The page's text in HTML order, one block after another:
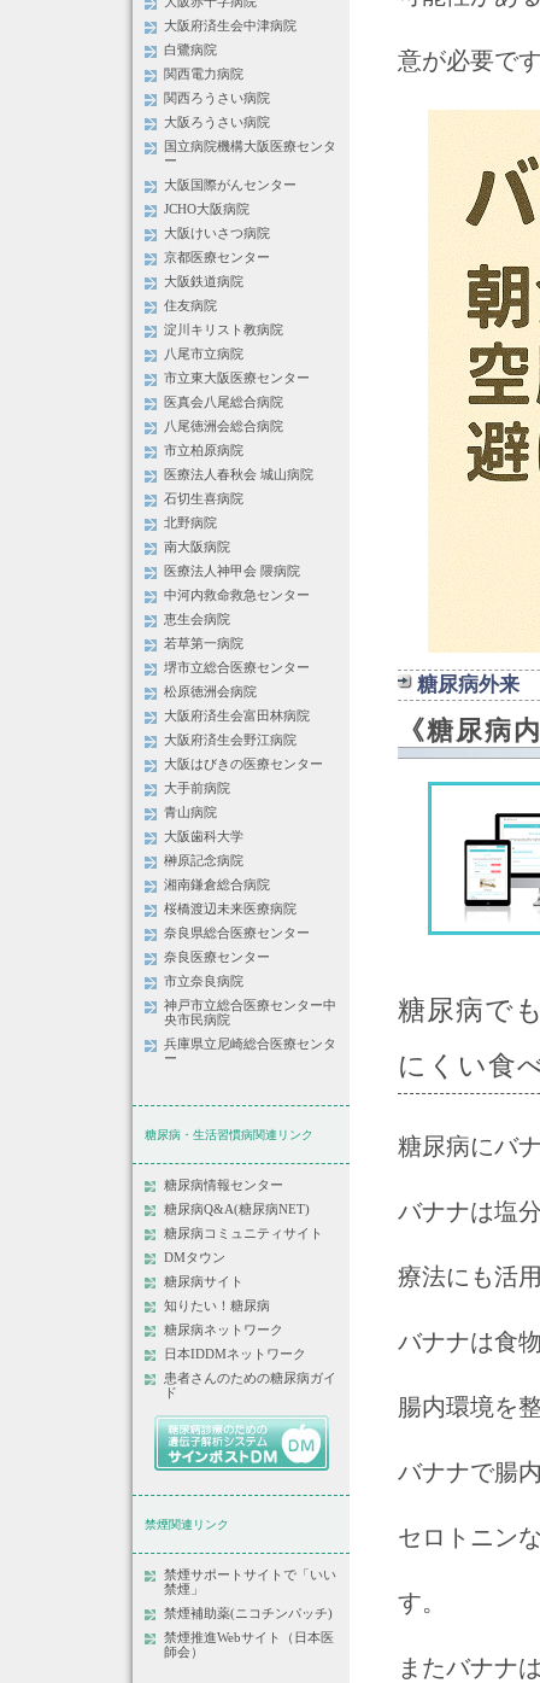
大阪府済生会中津病院
白鷺病院
関西電力病院
関西ろうさい病院
大阪ろうさい病院
国立病院機構大阪医療センタ
ー
大阪国際がんセンター
JCHO大阪病院
大阪けいさつ病院
京都医療センター
大阪鉄道病院
住友病院
淀川キリスト教病院
八尾市立病院
市立東大阪医療センター
医真会八尾総合病院
八尾徳洲会総合病院
市立柏原病院
医療法人春秋会 城山病院
石切生喜病院
北野病院
南大阪病院
医療法人神甲会 隈病院
中河内救命救急センター
恵生会病院
若草第一病院
堺市立総合医療センター
松原徳洲会病院
大阪府済生会富田林病院
大阪府済生会野江病院
大阪はびきの医療センター
大手前病院
青山病院
大阪歯科大学
榊原記念病院
湘南鎌倉総合病院
桜橋渡辺未来医療病院
奈良県総合医療センター
奈良医療センター
市立奈良病院
神戸市立総合医療センター中
央市民病院
兵庫県立尼崎総合医療センタ
ー
糖尿病・生活習慣病関連リンク
糖尿病情報センター
糖尿病Q&A(糖尿病NET)
糖尿病コミュニティサイト
DMタウン
糖尿病サイト
知りたい！糖尿病
糖尿病ネットワーク
日本IDDMネットワーク
患者さんのための糖尿病ガイ
ド
禁煙関連リンク
禁煙サポートサイトで「いい
禁煙」
禁煙補助薬(ニコチンパッチ)
禁煙推進Webサイト（日本医
師会）
意が必要で
糖尿病外来
《糖尿病
糖尿病で
にくい食
糖尿病にバ
バナナは塩
療法にも活
バナナは食
腸内環境を
バナナで腸
セロトニン
す。
またバナナ